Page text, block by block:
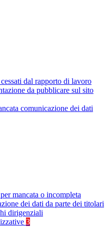
dal rapporto di lavoro
da pubblicare sul sito
comunicazione dei dati
mancata o incompleta
dei dati da parte dei titolari
dirigenziali
3